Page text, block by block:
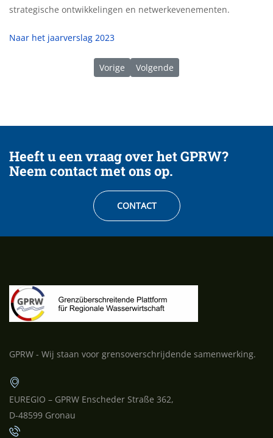
strategische ontwikkelingen en netwerkevenementen.
Naar het jaarverslag 2023
Vorig artikel: 03/2025 | NL-DE Workshop
Vorige Volgende artikel: 09/2024 |
Volgende
Heeft u een vraag over het GPRW?
Neem contact met ons op.
CONTACT
GPRW - Wij staan voor grensoverschrijdende samenwerking.
EUREGIO – GPRW Enscheder Straße 362,
D-48599 Gronau